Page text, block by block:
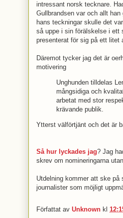
intressant norsk tecknare.
Gullbrandsen var och allt
hans teckningar skulle det
så uppe i sin förälskelse i ett
presenterat för sig på ett litet
Däremot tycker jag det är
motivering
Unghunden tilldelas
mångsidiga och
arbetat med stor
krävande publik.
Ytterst välförtjänt och det är
Så hur lyckades jag? Jag
skrev om nomineringarna
Utdelning kommer att ske på
journalister som möjligt
Författat av Unknown kl